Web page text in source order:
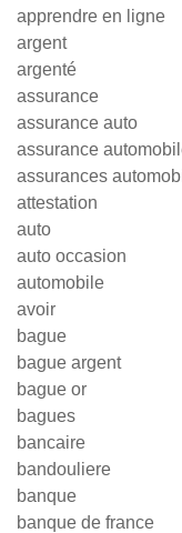
apprendre en ligne
argent
argenté
assurance
assurance auto
assurance
assurances
attestation
auto
auto occasion
automobile
avoir
bague
bague argent
bague or
bagues
bancaire
bandouliere
banque
banque de france